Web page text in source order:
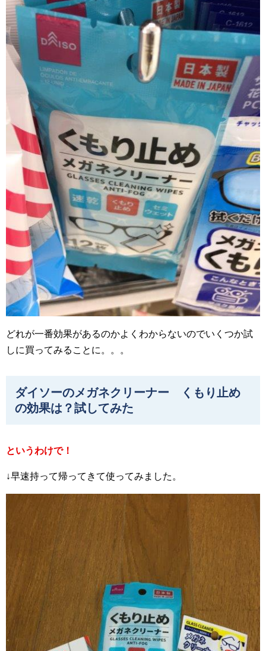
どれが一番効果があるのかよくわからないのでいくつか試
しに買ってみることに。。。
ダイソーのメガネクリーナー くもり止め
の効果は？試してみた
というわけで！
↓早速持って帰ってきて使ってみました。